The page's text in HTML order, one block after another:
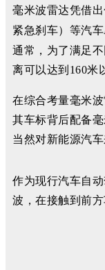
毫米波雷达凭借
紧急刹车）等
通常，为了满足
离可以达到160米
在综合考量毫米
其车标背后配备毫
当然对新能源汽
作为现行汽车自
波，在接触到前